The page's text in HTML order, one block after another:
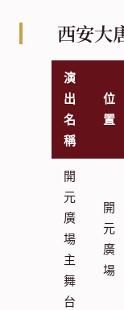
西安大
演
出
名
稱
位
置
開
元
廣
場
主
舞
台
開
元
廣
場